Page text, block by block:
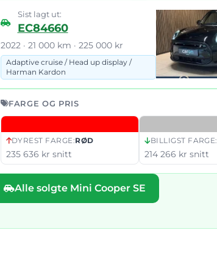
Sist lagt ut:
EC84660
2022 · 21 000 km · 225 000 kr
Adaptive cruise /Head up display /
Harman Kardon
FARGE OG PRIS
DYREST FARGE:RØD
235 636 kr snitt
BILLIGST FARGE:
214 266 kr snitt
Alle solgte Mini Cooper SE